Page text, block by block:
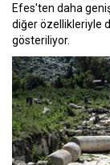
Efes'ten daha
diğer özellikleriyle
gösteriliyor.